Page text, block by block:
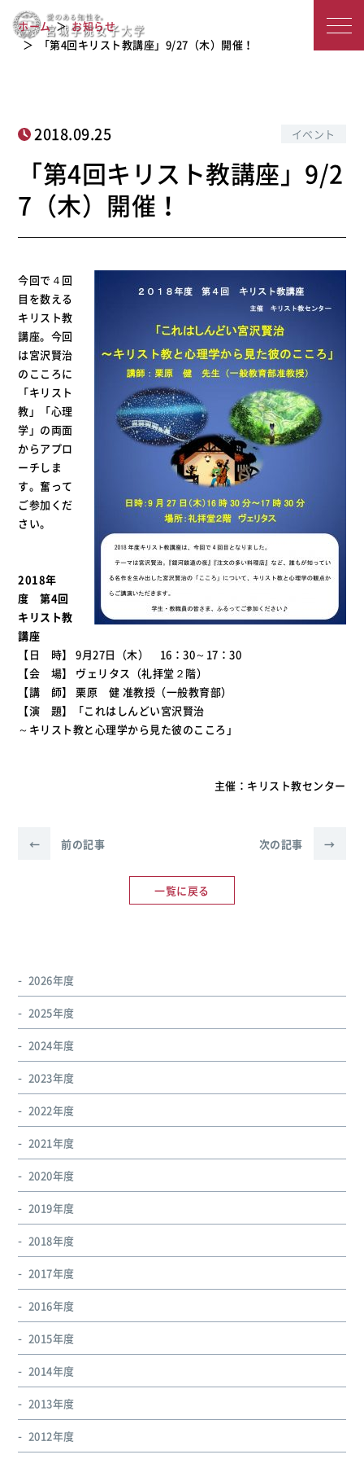
城
子
大
学
「第4回キリスト教講座」9/27（木）
開催！
ホーム
お知らせ
「第4回キリスト教講座」9/27（木）開催！
2018.09.25 イベント
「第4回キリスト教講座」9/2
7（木）開催！
今回で４回
目を数える
キリスト教
講座。今回
は宮沢賢治
のこころに
「キリスト
教」「心理
学」の両面
からアプロ
ーチしま
す。奮って
ご参加くだ
さい。
2018年
度 第4回
キリスト教
講座
【日 時】 9月27日（木） 16：30～17：30
【会 場】 ヴェリタス（礼拝堂２階）
【講 師】 栗原 健 准教授（一般教育部）
【演 題】「これはしんどい宮沢賢治
～キリスト教と心理学から見た彼のこころ」
主催：キリスト教センター
← 前の記事
一覧に戻る
次の記事 →
2026年度
2025年度
2024年度
2023年度
2022年度
2021年度
2020年度
2019年度
2018年度
2017年度
2016年度
2015年度
2014年度
2013年度
2012年度